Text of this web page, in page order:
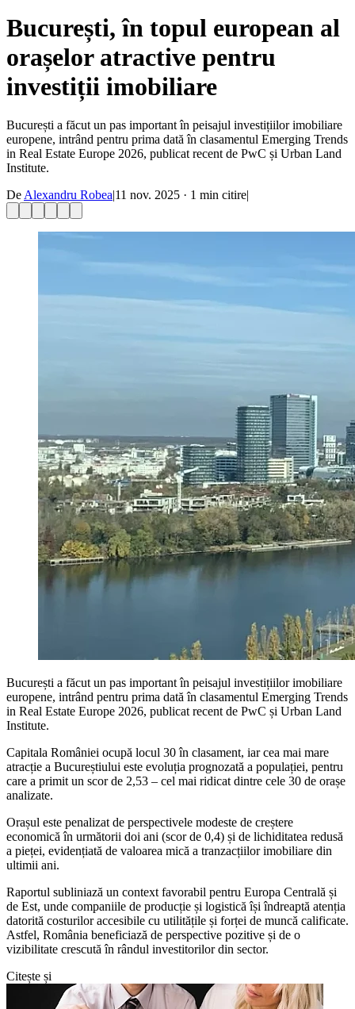
București, în topul european al
orașelor atractive pentru
investiții imobiliare
București a făcut un pas important în peisajul investițiilor imobiliare
europene, intrând pentru prima dată în clasamentul Emerging Trends
in Real Estate Europe 2026, publicat recent de PwC și Urban Land
Institute.
De Alexandru Robea|11 nov. 2025 · 1 min citire|
București a făcut un pas important în peisajul investițiilor imobiliare
europene, intrând pentru prima dată în clasamentul Emerging Trends
in Real Estate Europe 2026, publicat recent de PwC și Urban Land
Institute.
Capitala României ocupă locul 30 în clasament, iar cea mai mare
atracție a Bucureștiului este evoluția prognozată a populației, pentru
care a primit un scor de 2,53 – cel mai ridicat dintre cele 30 de orașe
analizate.
Orașul este penalizat de perspectivele modeste de creștere
economică în următorii doi ani (scor de 0,4) și de lichiditatea redusă
a pieței, evidențiată de valoarea mică a tranzacțiilor imobiliare din
ultimii ani.
Raportul subliniază un context favorabil pentru Europa Centrală și
de Est, unde companiile de producție și logistică își îndreaptă atenția
datorită costurilor accesibile cu utilitățile și forței de muncă calificate.
Astfel, România beneficiază de perspective pozitive și de o
vizibilitate crescută în rândul investitorilor din sector.
Citește și